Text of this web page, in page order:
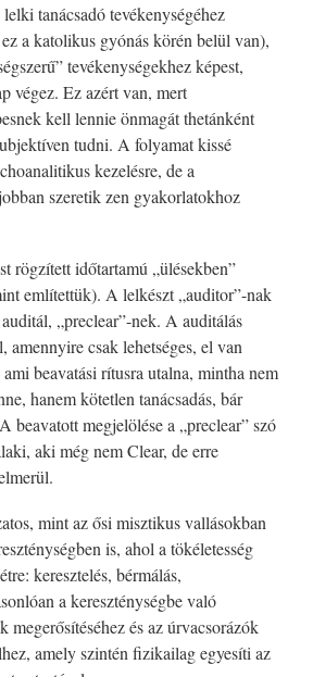
tanácsadó tevékenységéhez
a katolikus gyónás körén belül van),
tevékenységekhez képest,
végez. Ez azért van, mert
kell lennie önmagát thetánként
tudni. A folyamat kissé
kezelésre, de a
szeretik zen gyakorlatokhoz
rögzített időtartamú „ülésekben”
említettük). A lelkészt „auditor”-nak
„preclear”-nek. A auditálás
amennyire csak lehetséges, el van
beavatási rítusra utalna, mintha nem
hanem kötetlen tanácsadás, bár
beavatott megjelölése a „preclear” szó
aki még nem Clear, de erre
mint az ősi misztikus vallásokban
is, ahol a tökéletesség
keresztelés, bérmálás,
a kereszténységbe való
megerősítéséhez és az úrvacsorázók
amely szintén fizikailag egyesíti az